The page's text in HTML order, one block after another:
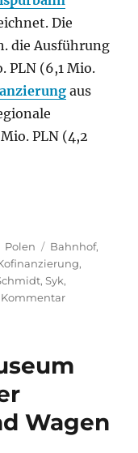
Die
die Ausführung
PLN (6,1 Mio.
aus
PLN (4,2
vom Hochwasser
Kategorien
Polen Schlagwörter
Bahnhof,
,
,Syk,
zu
die
in
Wagen